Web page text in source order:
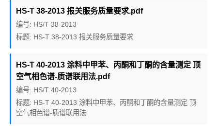
HS-T 38-2013 报关服务质量要求.pdf
编号: HS/T 38-2013
标题: HS-T 38-2013 报关服务质量要求
HS-T 40-2013 涂料中甲苯、丙酮和丁酮的含量测定 顶
空气相色谱-质谱联用法.pdf
编号: HS/T 40-2013
标题: HS-T 40-2013 涂料中甲苯、丙酮和丁酮的含量测定 顶
空气相色谱-质谱联用法